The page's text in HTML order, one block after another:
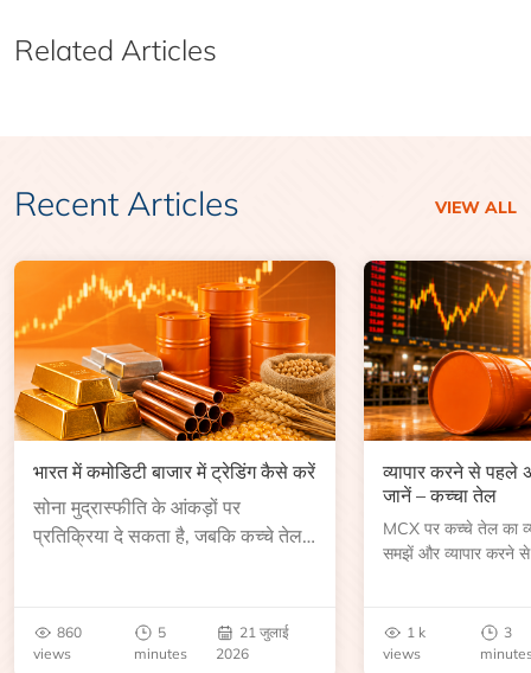
Related Articles
Recent Articles VIEW ALL
भारत में कमोडिटी बाजार में ट्रेडिंग कैसे करें
सोना मुद्रास्फीति के आंकड़ों पर
प्रतिक्रिया दे सकता है, जबकि कच्चे तेल
860
views
5
minutes
21 जुलाई
2026
व्यापार करने से पहले
जानें – कच्चा तेल
MCX पर कच्चे तेल का
समझें और व्यापार करने
जानें।1 k
views
3